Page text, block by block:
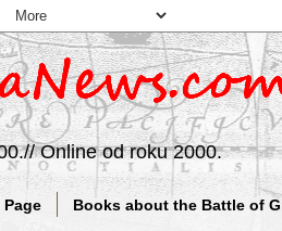
Online od roku 2000.
Books about the Battle of